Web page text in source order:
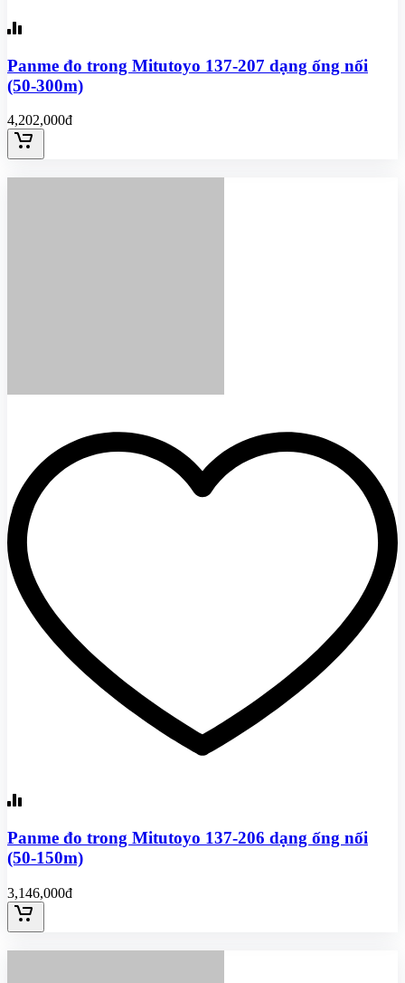
Panme đo trong Mitutoyo 137-207 dạng ống nối
(50-300m)
4,202,000đ
Panme đo trong Mitutoyo 137-206 dạng ống nối
(50-150m)
3,146,000đ